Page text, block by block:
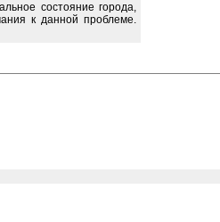
состояние города,
к данной проблеме.